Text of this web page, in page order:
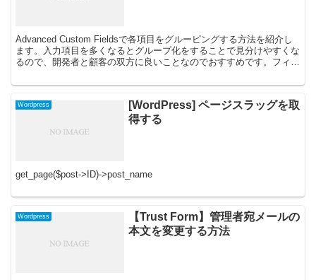
Advanced Custom Fieldsで各項目をグルーピングする方法を紹介し
ます。入力項目を多くなるとグループ化をすることで見分けやすくな
るので、開発者と顧客の双方に良いことなのでおすすめです。フィー
Wordpress
[WordPress] ページスラッグを取
得する
get_page($post->ID)->post_name
Wordpress
【Trust Form】管理者宛メールの
本文を変更する方法